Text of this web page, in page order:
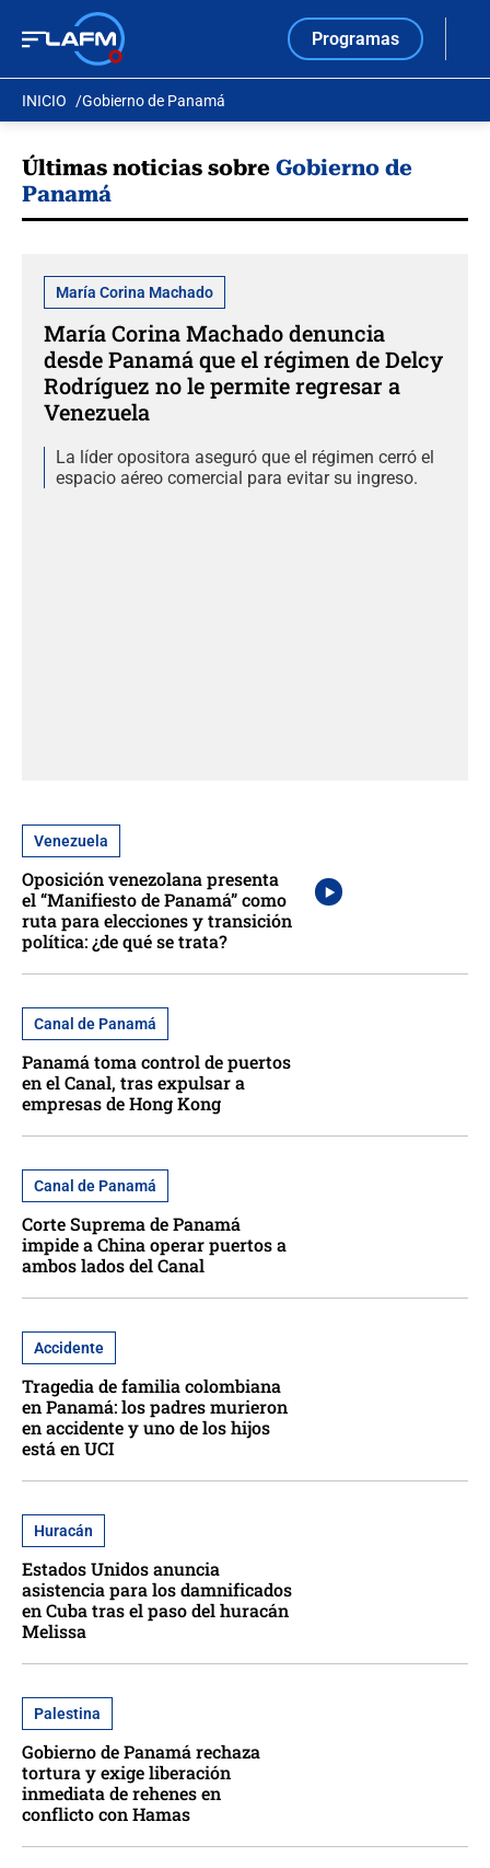
Programas
INICIO Gobierno de Panamá
Últimas noticias sobre Gobierno de
Panamá
María Corina Machado
María Corina Machado denuncia
desde Panamá que el régimen de Delcy
Rodríguez no le permite regresar a
Venezuela
La líder opositora aseguró que el régimen cerró el
espacio aéreo comercial para evitar su ingreso.
Venezuela
Oposición venezolana presenta
el “Manifiesto de Panamá” como
ruta para elecciones y transición
política: ¿de qué se trata?
Canal de Panamá
Panamá toma control de puertos
en el Canal, tras expulsar a
empresas de Hong Kong
Canal de Panamá
Corte Suprema de Panamá
impide a China operar puertos a
ambos lados del Canal
Accidente
Tragedia de familia colombiana
en Panamá: los padres murieron
en accidente y uno de los hijos
está en UCI
Huracán
Estados Unidos anuncia
asistencia para los damnificados
en Cuba tras el paso del huracán
Melissa
Palestina
Gobierno de Panamá rechaza
tortura y exige liberación
inmediata de rehenes en
conflicto con Hamas